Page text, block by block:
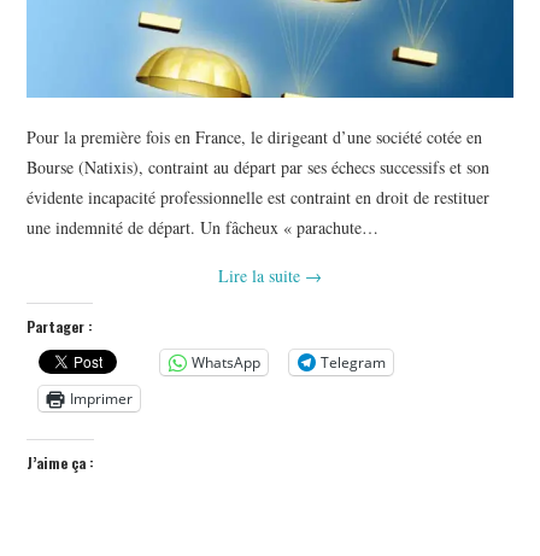
Pour la première fois en France, le dirigeant d’une société cotée en
Bourse (Natixis), contraint au départ par ses échecs successifs et son
évidente incapacité professionnelle est contraint en droit de restituer
une indemnité de départ. Un fâcheux « parachute…
Lire la suite →
Partager :
WhatsApp
Telegram
Imprimer
J’aime ça :